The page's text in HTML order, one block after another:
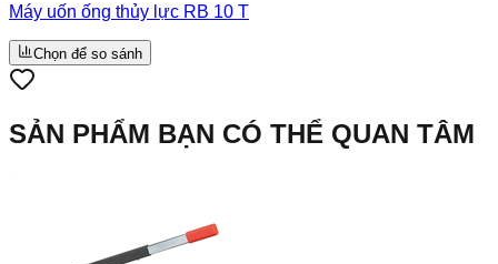
Máy uốn ống thủy lực RB 10 T
Chọn để so sánh
SẢN PHẨM BẠN CÓ THỂ QUAN TÂM